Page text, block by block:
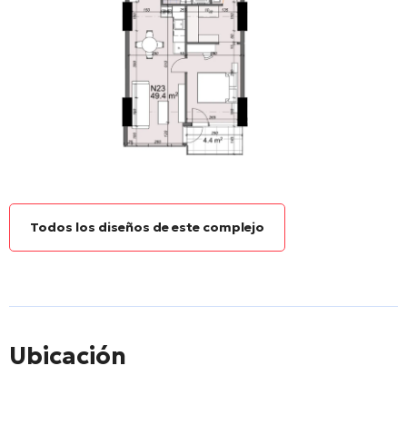
Todos los diseños de este complejo
Ubicación